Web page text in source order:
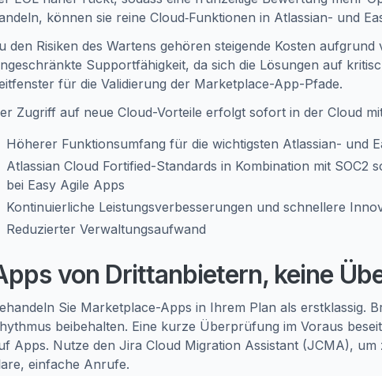
können sie reine Cloud‑Funktionen in Atlassian- und
den Risiken des Wartens gehören steigende Kosten
Supportfähigkeit, da sich die Lösungen auf
für die Validierung der Marketplace-App-Pfade.
Zugriff auf neue Cloud-Vorteile erfolgt sofort in der Cloud
Höherer Funktionsumfang für die wichtigsten Atlassian- und
Atlassian Cloud Fortified-Standards in Kombination mit SOC2
bei Easy Agile Apps
Kontinuierliche Leistungsverbesserungen und schnellere
Reduzierter Verwaltungsaufwand
von Drittanbietern, keine
Sie Marketplace-Apps in Ihrem Plan als erstklassig.
beibehalten. Eine kurze Überprüfung im Voraus
Apps. Nutze den Jira Cloud Migration Assistant (JCMA),
einfache Anrufe.